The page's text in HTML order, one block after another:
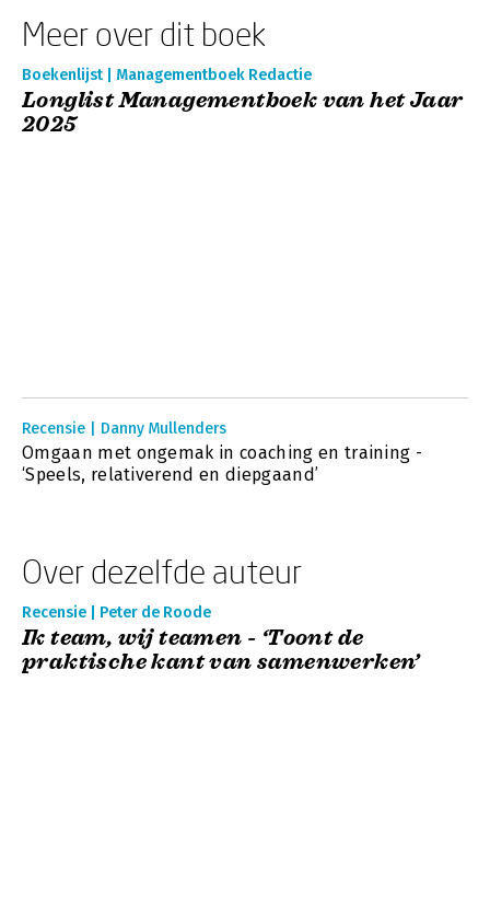
Meer over dit boek
Boekenlijst | Managementboek Redactie
Longlist Managementboek van het Jaar
2025
Recensie | Danny Mullenders
Omgaan met ongemak in coaching en training -
‘Speels, relativerend en diepgaand’
Over dezelfde auteur
Recensie | Peter de Roode
Ik team, wij teamen - ‘Toont de
praktische kant van samenwerken’